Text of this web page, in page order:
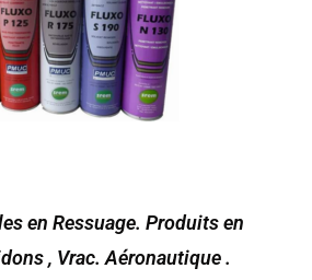
en Ressuage. Produits en
, Vrac. Aéronautique .